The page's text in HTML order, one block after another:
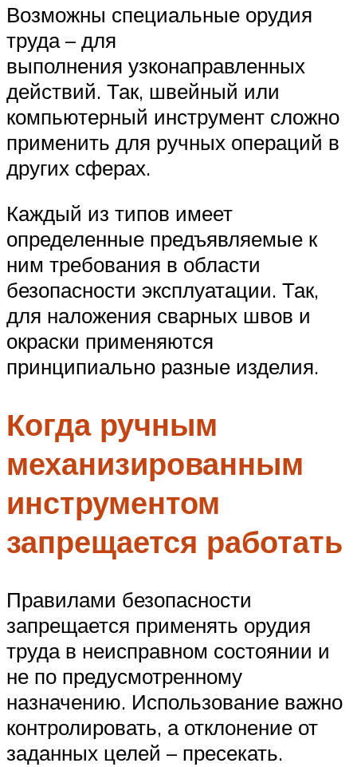
Возможны специальные орудия
труда – для
выполнения узконаправленных
действий. Так, швейный или
компьютерный инструмент сложно
применить для ручных операций в
других сферах.
Каждый из типов имеет
определенные предъявляемые к
ним требования в области
безопасности эксплуатации. Так,
для наложения сварных швов и
окраски применяются
принципиально разные изделия.
Когда ручным
механизированным
инструментом
запрещается работать
Правилами безопасности
запрещается применять орудия
труда в неисправном состоянии и
не по предусмотренному
назначению. Использование важно
контролировать, а отклонение от
заданных целей – пресекать.